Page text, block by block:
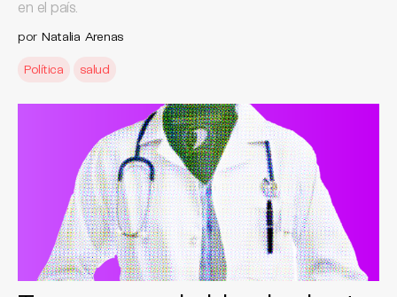
en el país.
por Natalia Arenas
Política salud